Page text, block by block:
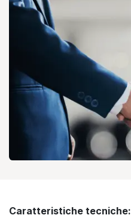
Caratteristiche tecniche: